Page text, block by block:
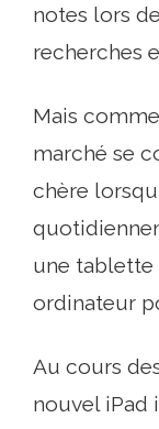
notes lors
recherches
Mais
marché se
chère
une tablette
ordinateur
Au cours
nouvel iPad